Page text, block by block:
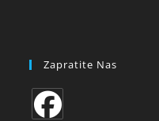
Zapratite Nas